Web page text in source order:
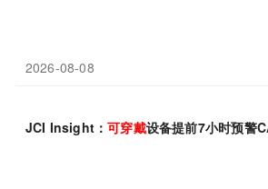
2026-08-08
JCI Insight：可穿戴设备提前7小时预警